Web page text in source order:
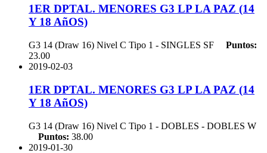
1ER DPTAL. MENORES G3 LP LA PAZ (14
Y 18 AñOS)
G3 14 (Draw 16) Nivel C Tipo 1 - SINGLES SF
Puntos:
23.00
2019-02-03
1ER DPTAL. MENORES G3 LP LA PAZ (14
Y 18 AñOS)
G3 14 (Draw 16) Nivel C Tipo 1 - DOBLES - DOBLES W
Puntos: 38.00
2019-01-30